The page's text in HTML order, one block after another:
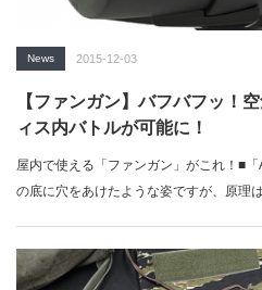
News 2015-12-03
【ファンガン】バフバフッ！
ィス内バトルが可能に！
屋内で使える「ファンガン」がこれ！■
の底に穴をあけたような姿ですが、原理